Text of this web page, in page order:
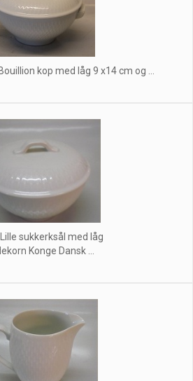
kop med låg 9 x14 cm og ...
sukkerksål med låg
Konge Dansk ...